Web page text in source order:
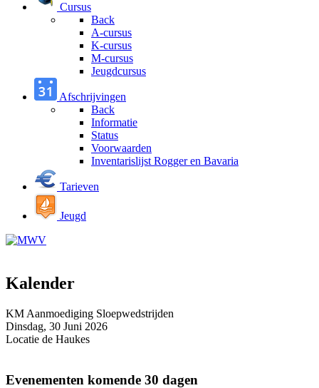
Cursus
Back
A-cursus
K-cursus
M-cursus
Jeugdcursus
Afschrijvingen
Back
Informatie
Status
Voorwaarden
Inventarislijst Rogger en Bavaria
Tarieven
Jeugd
Kalender
KM Aanmoediging Sloepwedstrijden
Dinsdag, 30 Juni 2026
Locatie de Haukes
Evenementen komende 30 dagen